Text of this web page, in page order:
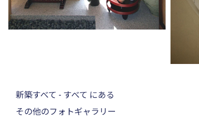
新築すべて - すべて にある
その他のフォトギャラリー